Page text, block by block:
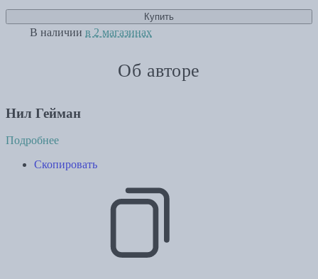
Купить
В наличии в 2 магазинах
Об авторе
Нил Гейман
Подробнее
Скопировать